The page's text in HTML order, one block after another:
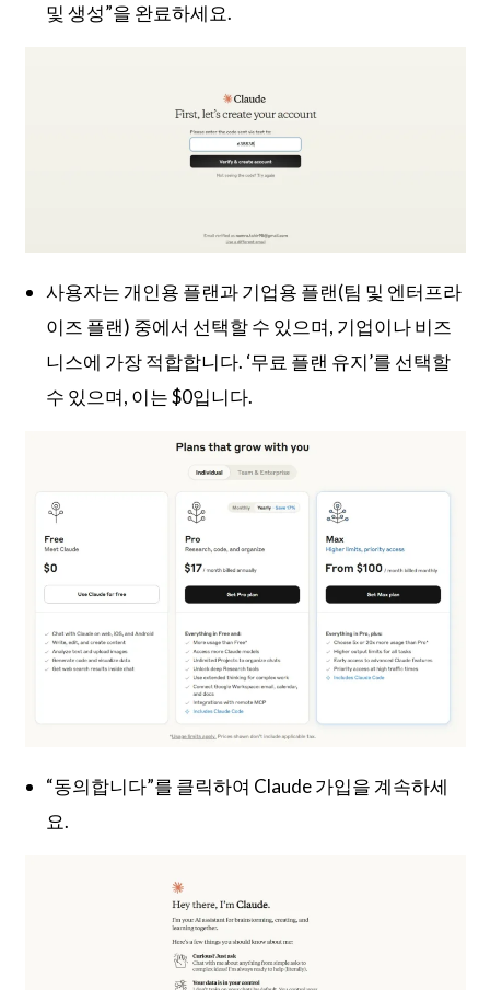
및 생성”을 완료하세요.
사용자는 개인용 플랜과 기업용 플랜(팀 및 엔터프라
이즈 플랜) 중에서 선택할 수 있으며, 기업이나 비즈
니스에 가장 적합합니다. ‘무료 플랜 유지’를 선택할
수 있으며, 이는 $0입니다.
“동의합니다”를 클릭하여 Claude 가입을 계속하세
요.